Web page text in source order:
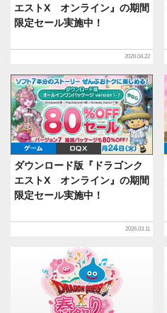
エストX オンライン』の期間
限定セール実施中！
2026.04.22
ゲーム DQX
ダウンロード版『ドラゴンク
エストX オンライン』の期間
限定セール実施中！
2026.03.11